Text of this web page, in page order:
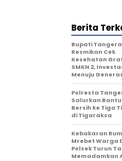
Berita
‎Bupati
Resmikan Cek
Kesehatan
SMKN 2,
Menuju
Polresta
Salurkan
Bersih ke Tiga
di Tigaraksa
Kebakaran
Mrebet Warga
Polsek Turun
Memadamkan